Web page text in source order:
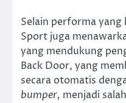
Selain performa
Sport juga
yang mendukung
Back Door, yang
secara otomatis
bumper, menjadi